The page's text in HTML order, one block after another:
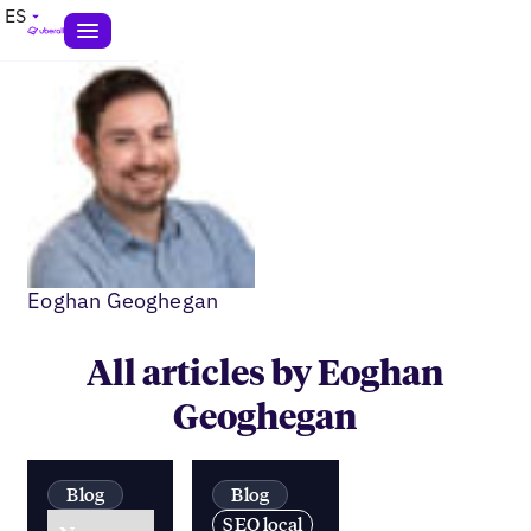
ES
Eoghan Geoghegan
All articles by Eoghan
Geoghegan
Blog
Blog
SEO local